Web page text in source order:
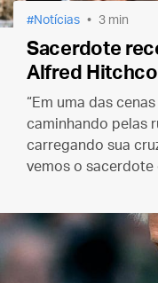
Notícias 3 min
Sacerdote
Alfred
“Em uma das
caminhando pelas
carregando sua
vemos o sacerdote